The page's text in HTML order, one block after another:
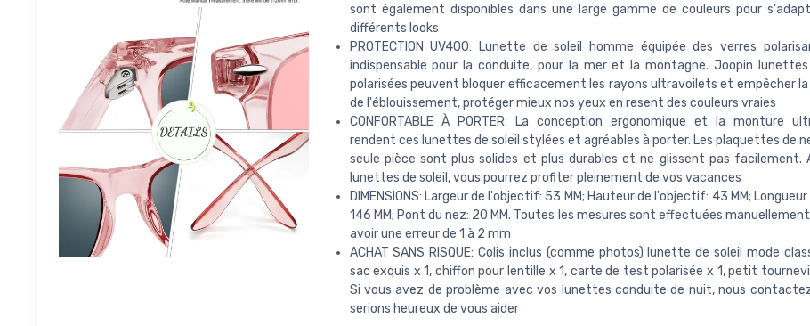
sont également disponibles dans une large gamme de couleurs pour
différents looks
PROTECTION UV400: Lunette de soleil homme équipée des verres
indispensable pour la conduite, pour la mer et la montagne. Joopin lunettes
polarisées peuvent bloquer efficacement les rayons ultravoilets et empêcher
de l'éblouissement, protéger mieux nos yeux en resent des couleurs vraies
CONFORTABLE À PORTER: La conception ergonomique et la monture
rendent ces lunettes de soleil stylées et agréables à porter. Les plaquettes de
seule pièce sont plus solides et plus durables et ne glissent pas facilement.
lunettes de soleil, vous pourrez profiter pleinement de vos vacances
DIMENSIONS: Largeur de l'objectif: 53 MM; Hauteur de l'objectif: 43 MM;
146 MM; Pont du nez: 20 MM. Toutes les mesures sont effectuées
avoir une erreur de 1 à 2 mm
ACHAT SANS RISQUE: Colis inclus (comme photos) lunette de soleil mode
sac exquis x 1, chiffon pour lentille x 1, carte de test polarisée x 1, petit
Si vous avez de problème avec vos lunettes conduite de nuit, nous
serions heureux de vous aider